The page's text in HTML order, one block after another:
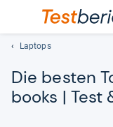
Laptops
Die bes­ten
books | Test